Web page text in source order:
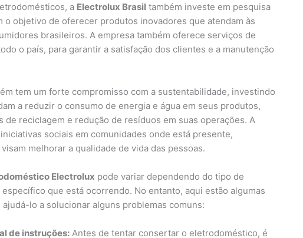
a Electrolux Brasil também investe em pesquisa
o objetivo de oferecer produtos inovadores que atendam às
brasileiros. A empresa também oferece serviços de
o país, para garantir a satisfação dos clientes e a manutenção
tem um forte compromisso com a sustentabilidade, investindo
a reduzir o consumo de energia e água em seus produtos,
de reciclagem e redução de resíduos em suas operações. A
sociais em comunidades onde está presente,
melhorar a qualidade de vida das pessoas.
Electrolux pode variar dependendo do tipo de
que está ocorrendo. No entanto, aqui estão algumas
lo a solucionar alguns problemas comuns:
de instruções: Antes de tentar consertar o eletrodoméstico, é